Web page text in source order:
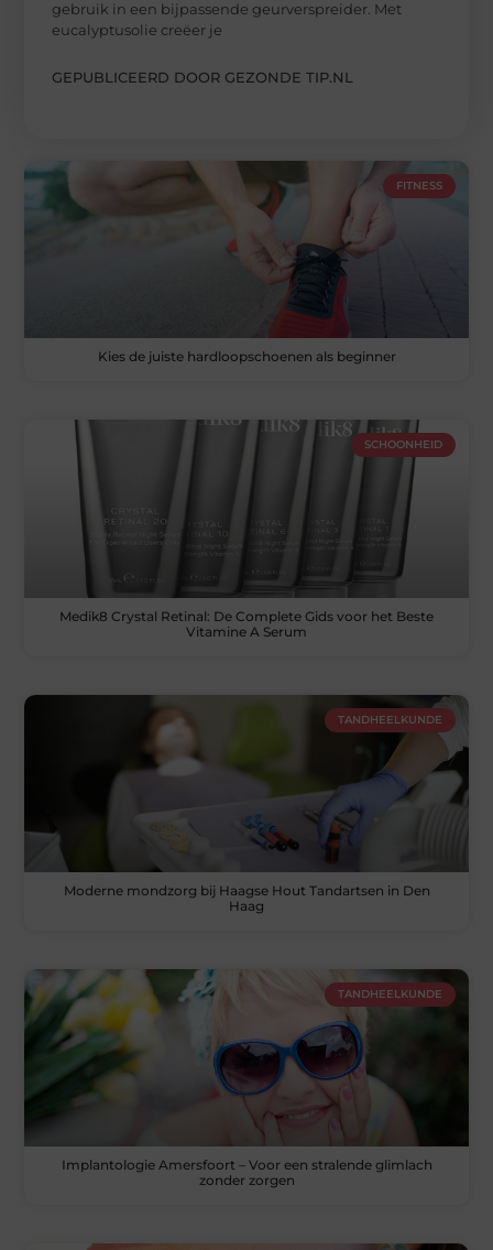
gebruik in een bijpassende geurverspreider. Met
eucalyptusolie creëer je
GEPUBLICEERD DOOR GEZONDE TIP.NL
FITNESS
Kies de juiste hardloopschoenen als beginner
SCHOONHEID
Medik8 Crystal Retinal: De Complete Gids voor het Beste
Vitamine A Serum
TANDHEELKUNDE
Moderne mondzorg bij Haagse Hout Tandartsen in Den
Haag
TANDHEELKUNDE
Implantologie Amersfoort – Voor een stralende glimlach
zonder zorgen